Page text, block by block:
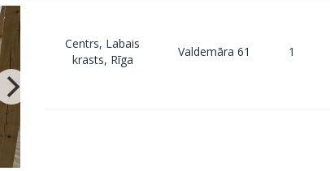
Centrs, Labais
krasts, Rīga
Valdemāra 61 1